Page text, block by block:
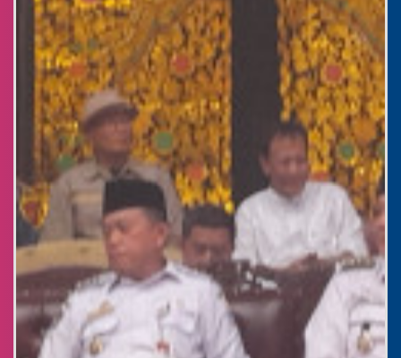
Desa : Bukit Berantai
Kecamatan
:
Batang Asai
Kabupaten
: Sarolangun
Provinsi
: Jambi
Kode Pos
: 37485
Alamat Kantor
RT 06 Kampung Baru
desabukitberantai@gmail.com
Titik Lokasi Kantor Desa